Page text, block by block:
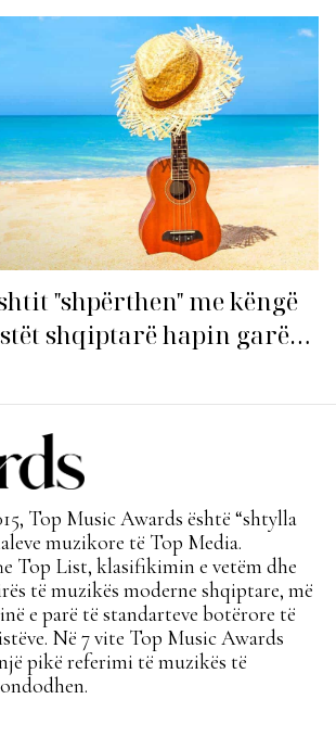
"shpërthen" me këngë
shqiptarë hapin garën
Top Music Awards është “shtylla
muzikore të Top Media.
Top List, klasifikimin e vetëm dhe
të muzikës moderne shqiptare, më
e parë të standarteve botërore të
Në 7 vite Top Music Awards
pikë referimi të muzikës të